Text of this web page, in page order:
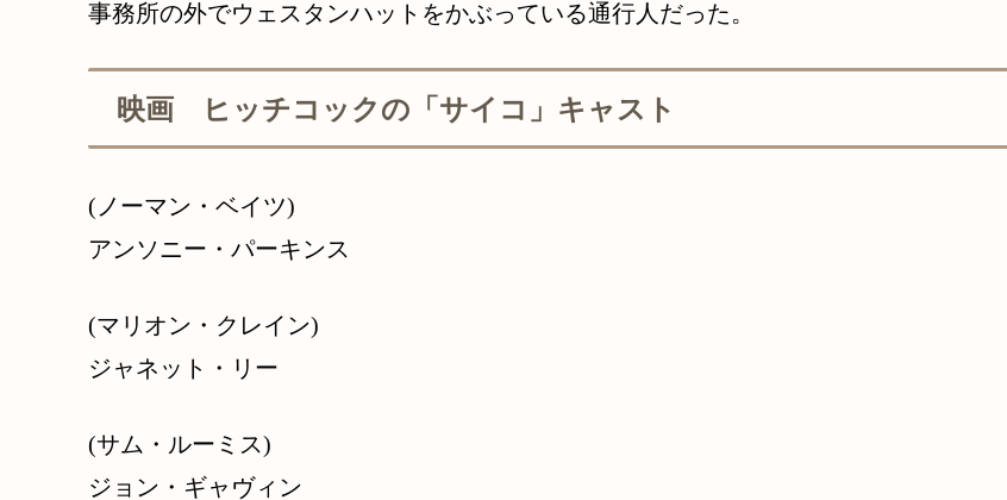
事務所の外でウェスタンハットをかぶっている通行人だった。
映画 ヒッチコックの「サイコ」キャスト
(ノーマン・ベイツ)
アンソニー・パーキンス
(マリオン・クレイン)
ジャネット・リー
(サム・ルーミス)
ジョン・ギャヴィン